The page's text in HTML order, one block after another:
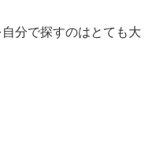
分で探すのはとても大